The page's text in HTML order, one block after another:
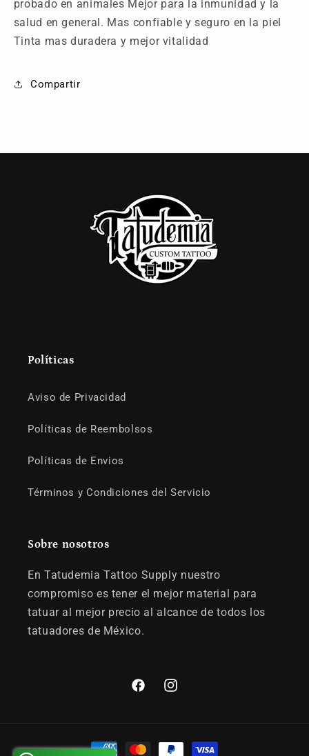
probado en animales Mejor para la inmunidad y la
salud en general. Mas confiable y seguro en la piel
Tinta mas duradera y mejor vitalidad
Compartir
Políticas
Aviso de Privacidad
Políticas de Reembolsos
Políticas de Envios
Términos y Condiciones del Servicio
Sobre nosotros
En Tatudemia Tattoo Supply nuestro
compromiso es tener el mejor material para
tatuar al mejor precio al alcance de todos los
tatuadores de México.
FacebookInstagram
Formas